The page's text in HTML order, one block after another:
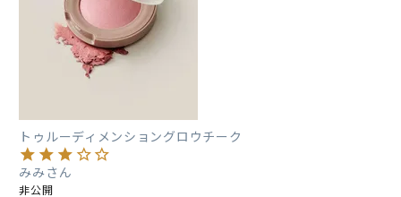
トゥルーディメンショングロウチーク
みみ
非公開